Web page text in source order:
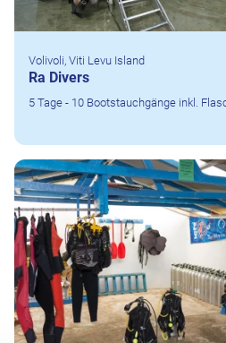
Volivoli, Viti Levu Island
Ra Divers
5 Tage - 10 Bootstauchgänge inkl.